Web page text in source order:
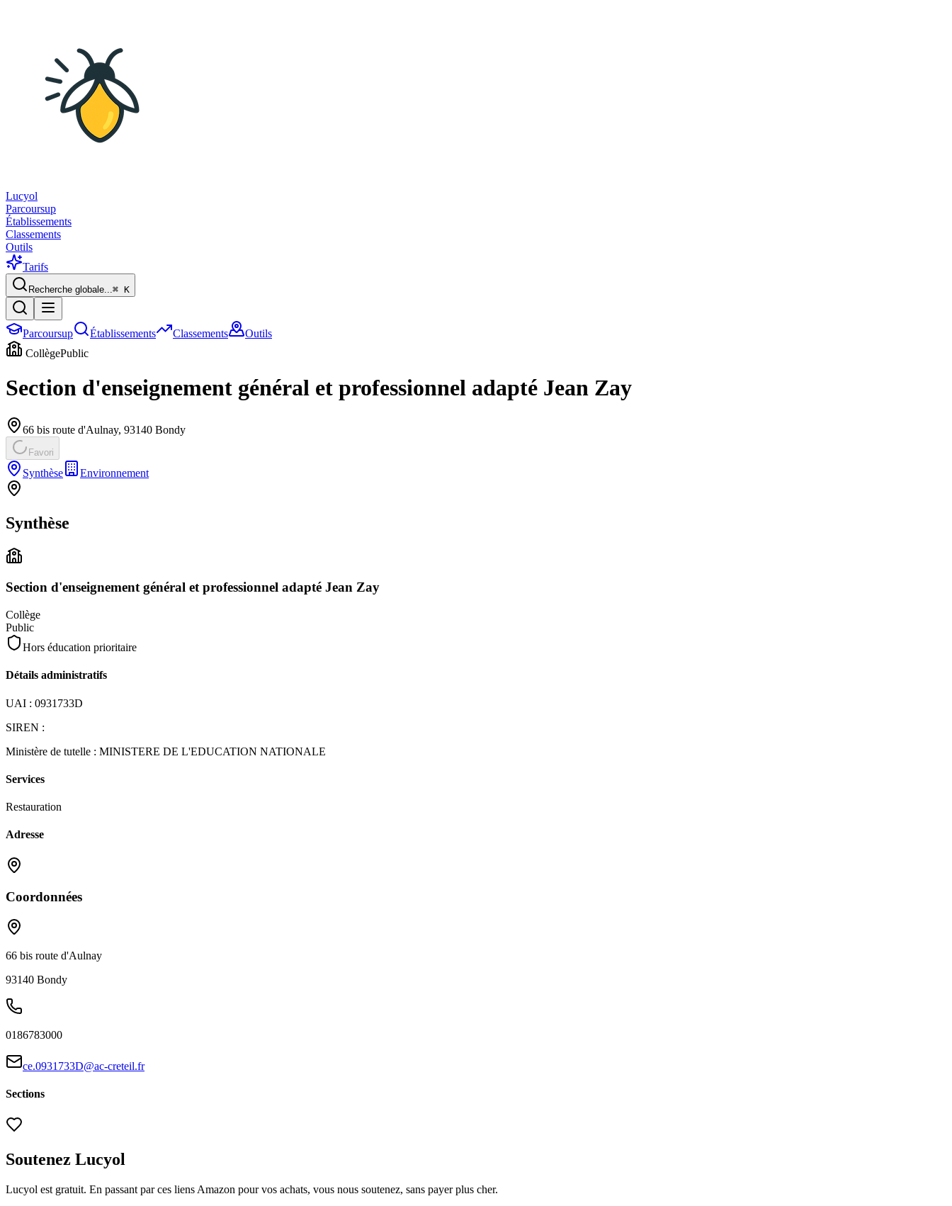
Lucyol
Parcoursup
Établissements
Classements
Outils
Tarifs
Recherche globale...⌘ K
Parcoursup Établissements Classements
Outils
CollègePublic
Section d'enseignement général et professionnel adapté Jean Zay
66 bis route d'Aulnay, 93140 Bondy
Favori
Synthèse Environnement
Synthèse
Section d'enseignement général et professionnel adapté Jean Zay
Collège
Public
Hors éducation prioritaire
Détails administratifs
UAI : 0931733D
SIREN :
Ministère de tutelle : MINISTERE DE L'EDUCATION NATIONALE
Services
Restauration
Adresse
Coordonnées
66 bis route d'Aulnay
93140 Bondy
0186783000
ce.0931733D@ac-creteil.fr
Sections
Soutenez Lucyol
Lucyol est gratuit. En passant par ces liens Amazon pour vos achats, vous nous soutenez, sans payer plus cher.